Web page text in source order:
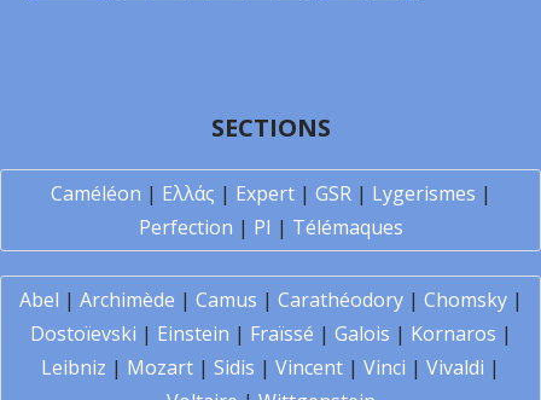
SECTIONS
Caméléon | Ελλάς | Expert| GSR| Lygerismes |
Perfection | PI | Télémaques
Abel | Archimède | Camus | Carathéodory| Chomsky|
Dostoïevski | Einstein | Fraïssé | Galois | Kornaros |
Leibniz | Mozart | Sidis | Vincent | Vinci | Vivaldi |